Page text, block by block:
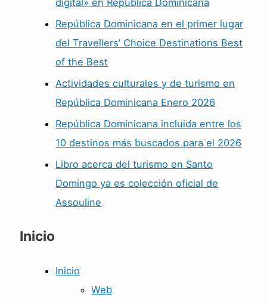
República Dominicana en el primer lugar
del Travellers’ Choice Destinations Best
of the Best
Actividades culturales y de turismo en
República Dominicana Enero 2026
República Dominicana incluida entre los
10 destinos más buscados para el 2026
Libro acerca del turismo en Santo
Domingo ya es colección oficial de
Assouline
Inicio
Inicio
Web